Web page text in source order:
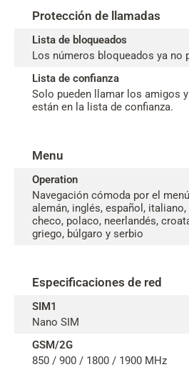
Protección de llamadas
Lista de bloqueados
Los números bloqueados ya no
Lista de confianza
Solo pueden llamar los amigos
están en la lista de confianza.
Menu
Operation
Navegación cómoda por el
alemán, inglés, español,
checo, polaco, neerlandés,
griego, búlgaro y serbio
Especificaciones de red
SIM1
Nano SIM
GSM/2G
850 / 900 / 1800 / 1900 MHz